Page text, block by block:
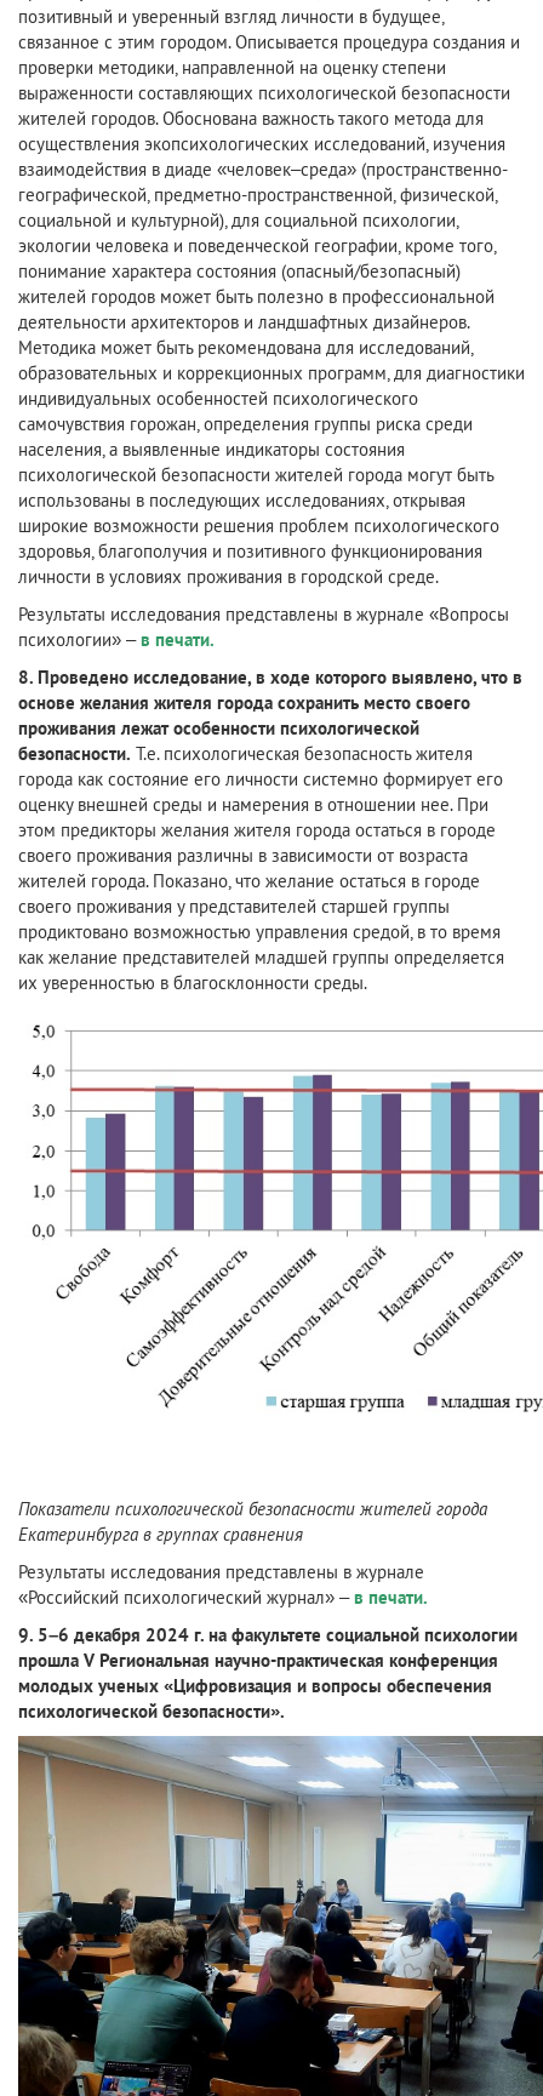
позитивный и уверенный взгляд личности в будущее,
связанное с этим городом. Описывается процедура создания и
проверки методики, направленной на оценку степени
выраженности составляющих психологической безопасности
жителей городов. Обоснована важность такого метода для
осуществления экопсихологических исследований, изучения
взаимодействия в диаде «человек–среда» (пространственно-
географической, предметно-пространственной, физической,
социальной и культурной), для социальной психологии,
экологии человека и поведенческой географии, кроме того,
понимание характера состояния (опасный/безопасный)
жителей городов может быть полезно в профессиональной
деятельности архитекторов и ландшафтных дизайнеров.
Методика может быть рекомендована для исследований,
образовательных и коррекционных программ, для диагностики
индивидуальных особенностей психологического
самочувствия горожан, определения группы риска среди
населения, а выявленные индикаторы состояния
психологической безопасности жителей города могут быть
использованы в последующих исследованиях, открывая
широкие возможности решения проблем психологического
здоровья, благополучия и позитивного функционирования
личности в условиях проживания в городской среде.
Результаты исследования представлены в журнале «Вопросы
психологии» –в печати.
8. Проведено исследование, в ходе которого выявлено, что в
основе желания жителя города сохранить место своего
проживания лежат особенности психологической
безопасности. Т.е. психологическая безопасность жителя
города как состояние его личности системно формирует его
оценку внешней среды и намерения в отношении нее. При
этом предикторы желания жителя города остаться в городе
своего проживания различны в зависимости от возраста
жителей города. Показано, что желание остаться в городе
своего проживания у представителей старшей группы
продиктовано возможностью управления средой, в то время
как желание представителей младшей группы определяется
их уверенностью в благосклонности среды.
Показатели психологической безопасности жителей города
Екатеринбурга в группах сравнения
Результаты исследования представлены в журнале
«Российский психологический журнал» –в печати.
9. 5–6 декабря 2024 г. на факультете социальной психологии
прошла V Региональная научно-практическая конференция
молодых ученых «Цифровизация и вопросы обеспечения
психологической безопасности».